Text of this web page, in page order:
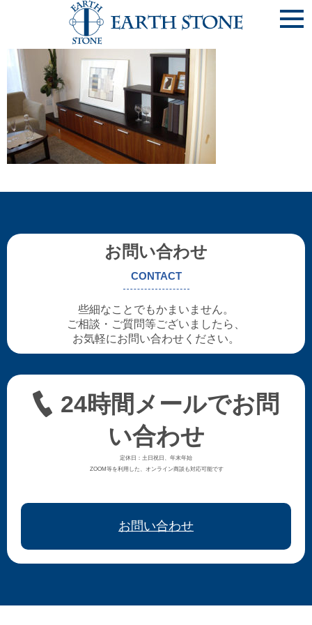
apartment019
お問い合わせ
CONTACT
些細なことでもかまいません。
ご相談・ご質問等ございましたら、
お気軽にお問い合わせください。
24時間メールでお問
い合わせ
定休日：土日祝日、年末年始
ZOOM等を利用した、オンライン商談も対応可能です
お問い合わせ